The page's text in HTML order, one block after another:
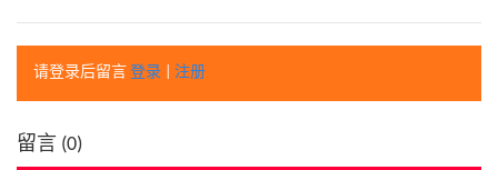
请登录后留言 登录 注册
留言 (0)